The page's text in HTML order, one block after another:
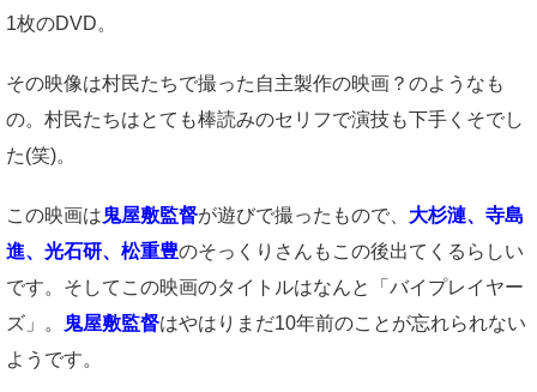
1枚のDVD。
その映像は村民たちで撮った自主製作の映画？のようなも
の。村民たちはとても棒読みのセリフで演技も下手くそでし
た(笑)。
この映画は鬼屋敷監督が遊びで撮ったもので、 大杉漣、寺島
進、光石研、松重豊のそっくりさんもこの後出てくるらしい
です。そしてこの映画のタイトルはなんと「バイプレイヤー
ズ」。
鬼屋敷監督はやはりまだ10年前のことが忘れられない
ようです。